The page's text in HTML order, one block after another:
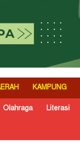
KAMPUNG
Olahraga Literasi